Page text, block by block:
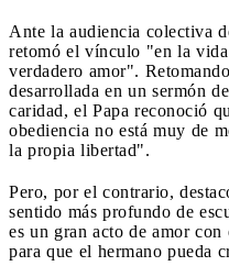
Ante la audiencia colectiva
retomó el vínculo "en la
verdadero amor".
desarrollada en un sermón
caridad, el Papa reconoció
obediencia no está muy de
la propia libertad".
Pero, por el contrario,
sentido más profundo de
es un gran acto de amor
para que el hermano pueda